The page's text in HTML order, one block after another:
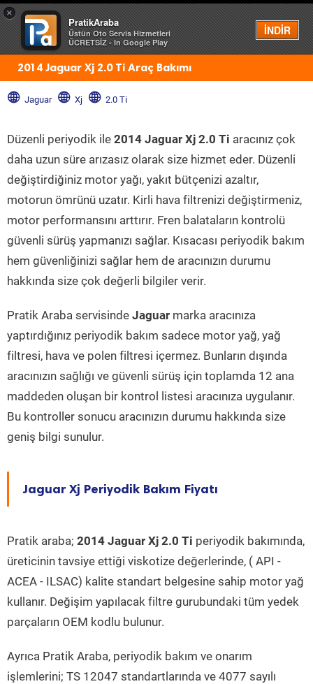
×
PratikAraba
Üstün Oto Servis Hizmetleri
ÜCRETSİZ - In Google Play
İNDİR
Menü
2014 Jaguar Xj 2.0 Ti Araç Bakımı
Jaguar Xj 2.0 Ti
Düzenli periyodik ile 2014 Jaguar Xj 2.0 Ti aracınız çok
daha uzun süre arızasız olarak size hizmet eder. Düzenli
değiştirdiğiniz motor yağı, yakıt bütçenizi azaltır,
motorun ömrünü uzatır. Kirli hava filtrenizi değiştirmeniz,
motor performansını arttırır. Fren balataların kontrolü
güvenli sürüş yapmanızı sağlar. Kısacası periyodik bakım
hem güvenliğinizi sağlar hem de aracınızın durumu
hakkında size çok değerli bilgiler verir.
Pratik Araba servisinde Jaguar marka aracınıza
yaptırdığınız periyodik bakım sadece motor yağ, yağ
filtresi, hava ve polen filtresi içermez. Bunların dışında
aracınızın sağlığı ve güvenli sürüş için toplamda 12 ana
maddeden oluşan bir kontrol listesi aracınıza uygulanır.
Bu kontroller sonucu aracınızın durumu hakkında size
geniş bilgi sunulur.
Jaguar Xj Periyodik Bakım Fiyatı
Pratik araba; 2014 Jaguar Xj 2.0 Ti periyodik bakımında,
üreticinin tavsiye ettiği viskotize değerlerinde, ( API -
ACEA - ILSAC) kalite standart belgesine sahip motor yağ
kullanır. Değişim yapılacak filtre gurubundaki tüm yedek
parçaların OEM kodlu bulunur.
Ayrıca Pratik Araba, periyodik bakım ve onarım
işlemlerini; TS 12047 standartlarında ve 4077 sayılı